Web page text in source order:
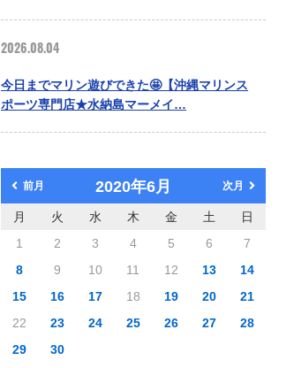
2026.08.04
今日までマリン遊びできた🤩【沖縄マリンス
ポーツ専門店★水納島マーメイ…
前月 2020年6月 次月
月 火 水 木 金 土
日
1
2 3 4 5 6
7
8
9 10 11 12 13
14
15
16 17 18 19 20
21
22
23 24 25 26 27
28
29
30